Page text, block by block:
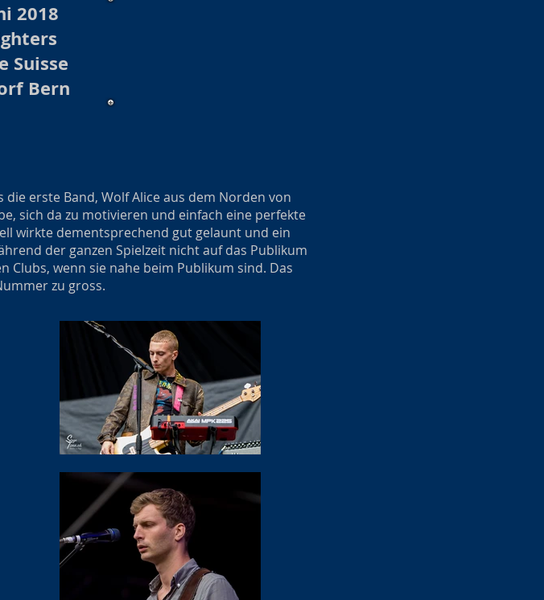
2018
Suisse
Bern
erste Band, Wolf Alice aus dem Norden von
sich da zu motivieren und einfach eine perfekte
wirkte dementsprechend gut gelaunt und ein
der ganzen Spielzeit nicht auf das Publikum
wenn sie nahe beim Publikum sind. Das
zu gross.